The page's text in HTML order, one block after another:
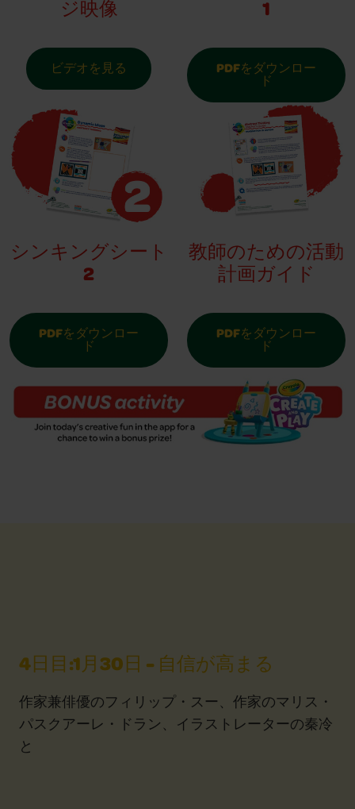
ジ映像
ビデオを見る
1
PDFをダウンロー
ド
シンキングシート
2
PDFをダウンロー
ド
教師のための活動
計画ガイド
PDFをダウンロー
ド
4日目:1月30日 - 自信が高まる
作家兼俳優のフィリップ・スー、作家のマリス・
パスクアーレ・ドラン、イラストレーターの秦冷
と